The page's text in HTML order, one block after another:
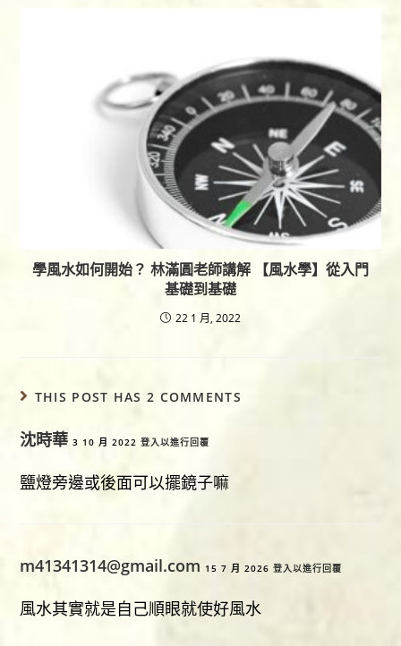
學風水如何開始？ 林滿圓老師講解 【風水學】從入門
基礎到基礎
22 1 月, 2022
THIS POST HAS 2 COMMENTS
沈時華 3 10 月 2022 登入以進行回覆
鹽燈旁邊或後面可以擺鏡子嘛
m41341314@gmail.com 15 7 月 2026 登入以進行回覆
風水其實就是自己順眼就使好風水